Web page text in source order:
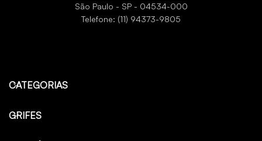
São Paulo - SP - 04534-000
Telefone: (11) 94373-9805
CATEGORIAS
GRIFES